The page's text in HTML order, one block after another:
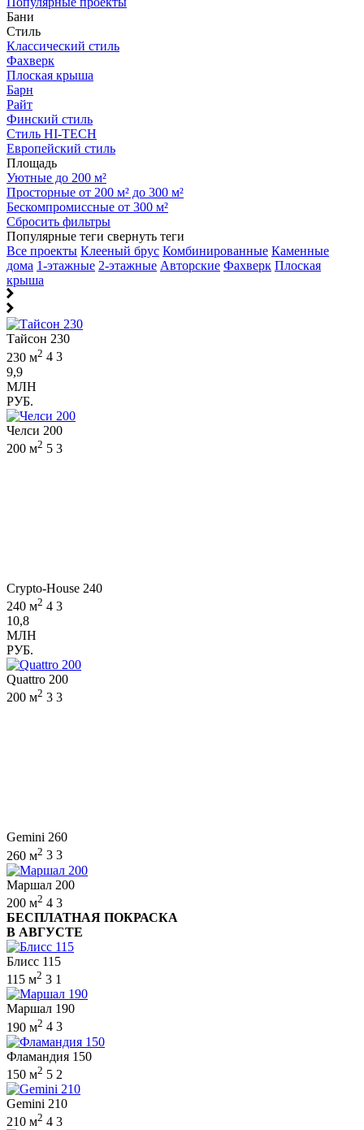
Бани
Стиль
Классический стиль
Фахверк
Плоская крыша
Барн
Райт
Финский стиль
Стиль HI-TECH
Европейский стиль
Площадь
Уютные до 200 м²
Просторные от 200 м² до 300 м²
Бескомпромиссные от 300 м²
Сбросить фильтры
Популярные теги свернуть теги
Все проекты Клееный брус Комбинированные Каменные
дома 1-этажные 2-этажные Авторские Фахверк Плоская
крыша
Тайсон 230
230 м2 4 3
9,9
МЛН
РУБ.
Челси 200
200 м2 5 3
Crypto-House 240
240 м2 4 3
10,8
МЛН
РУБ.
Quattro 200
200 м2 3 3
Gemini 260
260 м2 3 3
Маршал 200
200 м2 4 3
БЕСПЛАТНАЯ ПОКРАСКА
В АВГУСТЕ
Блисс 115
115 м2 3 1
Маршал 190
190 м2 4 3
Фламандия 150
150 м2 5 2
Gemini 210
210 м2 4 3